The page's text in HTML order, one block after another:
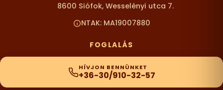
8600 Siófok, Wesselényi utca 7.
NTAK: MA19007880
FOGLALÁS
HÍVJON BENNÜNKET
+36-30/910-32-57